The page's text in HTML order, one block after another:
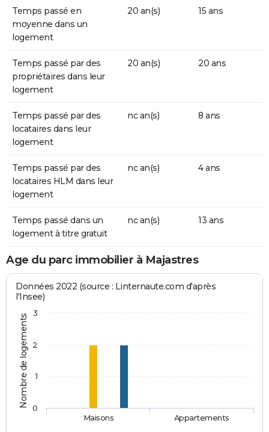
Temps passé en
moyenne dans un
logement
20 an(s) 15 ans
Temps passé par des
propriétaires dans leur
logement
20 an(s) 20 ans
Temps passé par des
locataires dans leur
logement
nc an(s) 8 ans
Temps passé par des
locataires HLM dans leur
logement
nc an(s) 4 ans
Temps passé dans un
logement à titre gratuit
nc an(s) 13 ans
Age du parc immobilier à Majastres
Nombre de logements
Données 2022 (source : Linternaute.com d'après
l'Insee)
Maisons Appartements
0
1
2
3